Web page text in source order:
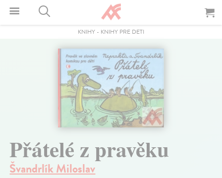
KNIHY - KNIHY PRE DETI
Přátelé z pravěku
Švandrlík Miloslav